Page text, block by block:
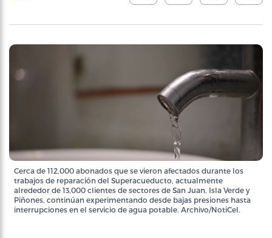
Cerca de 112,000 abonados que se vieron afectados durante los
trabajos de reparación del Superacueducto, actualmente
alrededor de 13,000 clientes de sectores de San Juan, Isla Verde y
Piñones, continúan experimentando desde bajas presiones hasta
interrupciones en el servicio de agua potable. Archivo/NotiCel.